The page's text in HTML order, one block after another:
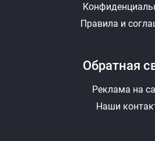
Правила и
Обратная
Реклама на
Наши